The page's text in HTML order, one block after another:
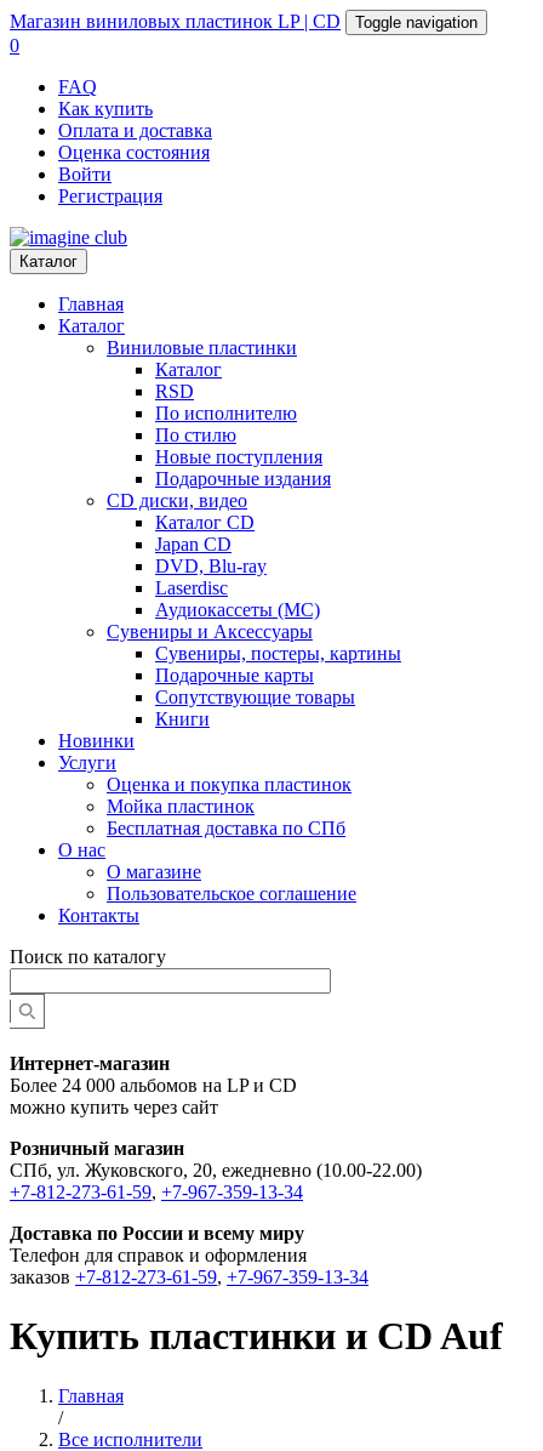
Магазин виниловых пластинок LP | CD Toggle navigation
0
FAQ
Как купить
Оплата и доставка
Оценка состояния
Войти
Регистрация
Каталог
Главная
Каталог
Виниловые пластинки
Каталог
RSD
По исполнителю
По стилю
Новые поступления
Подарочные издания
CD диски, видео
Каталог CD
Japan CD
DVD, Blu-ray
Laserdisc
Аудиокассеты (MC)
Сувениры и Аксессуары
Сувениры, постеры, картины
Подарочные карты
Сопутствующие товары
Книги
Новинки
Услуги
Оценка и покупка пластинок
Мойка пластинок
Бесплатная доставка по СПб
О нас
О магазине
Пользовательское соглашение
Контакты
Поиск по каталогу
Интернет-магазин
Более 24 000 альбомов на LP и CD
можно купить через сайт
Розничный магазин
СПб, ул. Жуковского, 20, ежедневно (10.00-22.00)
+7-812-273-61-59, +7-967-359-13-34
Доставка по России и всему миру
Телефон для справок и оформления
заказов +7-812-273-61-59, +7-967-359-13-34
Купить пластинки и CD Auf
Главная
/
Все исполнители